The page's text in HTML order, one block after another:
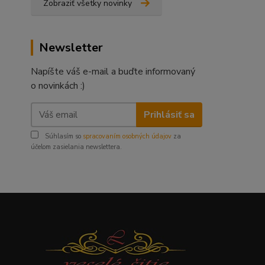
Zobraziť všetky novinky
Newsletter
Napíšte váš e-mail a buďte informovaný
o novinkách :)
Prihlásiť sa
Súhlasím so spracovaním osobných údajov za
účelom zasielania newslettera.